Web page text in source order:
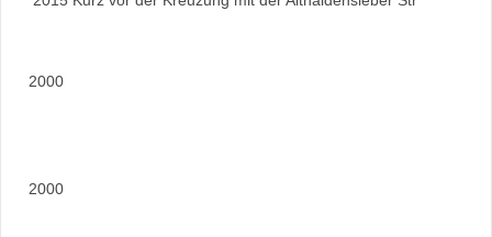
2000
2000